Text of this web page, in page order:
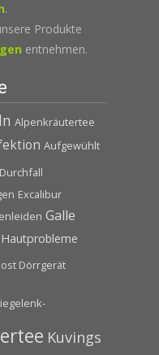
.
Produkte
entnehmen.
Alpenkräutertee
Aufgewühlt
Durchfall
Excalibur
Galle
Hautprobleme
Dörrgerät
Kuvings